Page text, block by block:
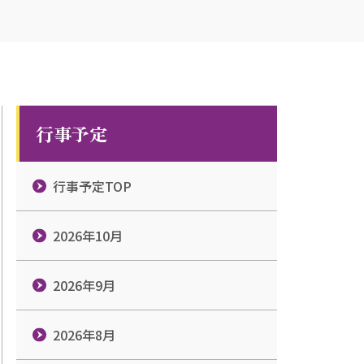
行事予定
行事予定TOP
2026年10月
2026年9月
2026年8月